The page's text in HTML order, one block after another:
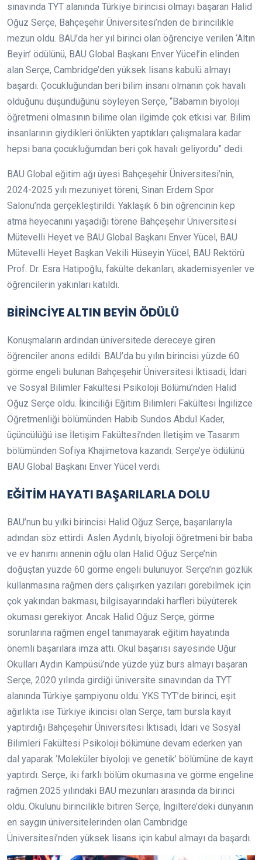
sınavında TYT alanında Türkiye birincisi olmayı başaran Halid
Oğuz Serçe, Bahçeşehir Üniversitesi’nden de birincilikle
mezun oldu. BAU’da her yıl birinci olan öğrenciye verilen ‘Altın
Beyin’ ödülünü, BAU Global Başkanı Enver Yücel’in elinden
alan Serçe, Cambridge’den yüksek lisans kabulü almayı
başardı. Çocukluğundan beri bilim insanı olmanın çok havalı
olduğunu düşündüğünü söyleyen Serçe, “Babamın biyoloji
öğretmeni olmasının bilime olan ilgimde çok etkisi var. Bilim
insanlarının giydikleri önlükten yaptıkları çalışmalara kadar
hepsi bana çocukluğumdan beri çok havalı geliyordu” dedi.
BAU Global eğitim ağı üyesi Bahçeşehir Üniversitesi’nin,
2024-2025 yılı mezuniyet töreni, Sinan Erdem Spor
Salonu’nda gerçekleştirildi. Yaklaşık 6 bin öğrencinin kep
atma heyecanını yaşadığı törene Bahçeşehir Üniversitesi
Mütevelli Heyet ve BAU Global Başkanı Enver Yücel, BAU
Mütevelli Heyet Başkan Vekili Hüseyin Yücel, BAU Rektörü
Prof. Dr. Esra Hatipoğlu, fakülte dekanları, akademisyenler ve
öğrencilerin yakınları katıldı.
BİRİNCİYE ALTIN BEYİN ÖDÜLÜ
Konuşmaların ardından üniversitede dereceye giren
öğrenciler anons edildi. BAU’da bu yılın birincisi yüzde 60
görme engeli bulunan Bahçeşehir Üniversitesi İktisadi, İdari
ve Sosyal Bilimler Fakültesi Psikoloji Bölümü’nden Halid
Oğuz Serçe oldu. İkinciliği Eğitim Bilimleri Fakültesi İngilizce
Öğretmenliği bölümünden Habib Sundos Abdul Kader,
üçüncülüğü ise İletişim Fakültesi’nden İletişim ve Tasarım
bölümünden Sofiya Khajimetova kazandı. Serçe’ye ödülünü
BAU Global Başkanı Enver Yücel verdi.
EĞİTİM HAYATI BAŞARILARLA DOLU
BAU’nun bu yılki birincisi Halid Oğuz Serçe, başarılarıyla
adından söz ettirdi. Aslen Aydınlı, biyoloji öğretmeni bir baba
ve ev hanımı annenin oğlu olan Halid Oğuz Serçe’nin
doğuştan yüzde 60 görme engeli bulunuyor. Serçe’nin gözlük
kullanmasına rağmen ders çalışırken yazıları görebilmek için
çok yakından bakması, bilgisayarındaki harfleri büyüterek
okuması gerekiyor. Ancak Halid Oğuz Serçe, görme
sorunlarına rağmen engel tanımayarak eğitim hayatında
önemli başarılara imza attı. Okul başarısı sayesinde Uğur
Okulları Aydın Kampüsü’nde yüzde yüz burs almayı başaran
Serçe, 2020 yılında girdiği üniversite sınavından da TYT
alanında Türkiye şampiyonu oldu. YKS TYT’de birinci, eşit
ağırlıkta ise Türkiye ikincisi olan Serçe, tam bursla kayıt
yaptırdığı Bahçeşehir Üniversitesi İktisadi, İdari ve Sosyal
Bilimleri Fakültesi Psikoloji bölümüne devam ederken yan
dal yaparak ‘Moleküler biyoloji ve genetik’ bölümüne de kayıt
yaptırdı. Serçe, iki farklı bölüm okumasına ve görme engeline
rağmen 2025 yılındaki BAU mezunları arasında da birinci
oldu. Okulunu birincilikle bitiren Serçe, İngiltere’deki dünyanın
en saygın üniversitelerinden olan Cambridge
Üniversitesi’nden yüksek lisans için kabul almayı da başardı.